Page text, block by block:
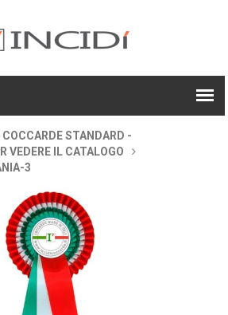
COCCARDE STANDARD -
VEDERE IL CATALOGO
3